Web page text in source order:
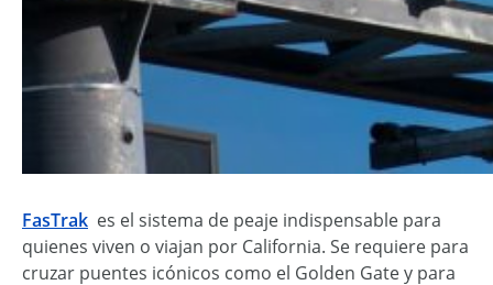
FasTrak es el sistema de peaje indispensable para
quienes viven o viajan por California. Se requiere para
cruzar puentes icónicos como el Golden Gate y para